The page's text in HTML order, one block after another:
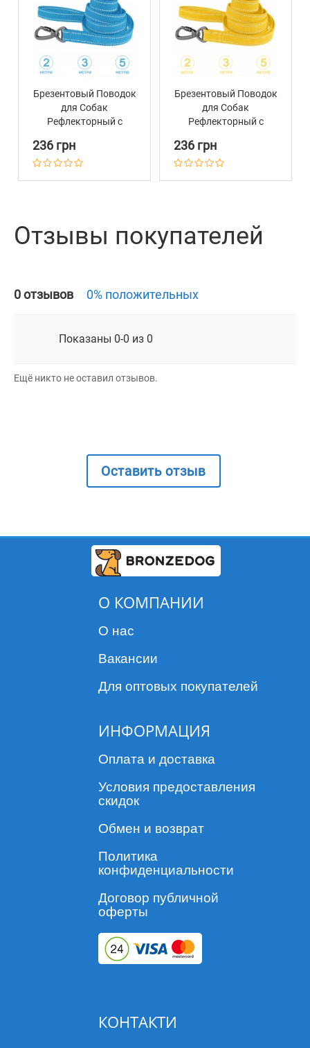
Брезентовый Поводок
для Собак
Рефлекторный с
Карабином на Замке
Barksi Голубой
236 грн
Брезентовый Поводок
для Собак
Рефлекторный с
Карабином на Замке
Barksi Желтый
236 грн
Отзывы покупателей
0 отзывов 0% положительных
Показаны 0-0 из 0
Ещё никто не оставил отзывов.
Оставить отзыв
О КОМПАНИИ
О нас
Вакансии
Для оптовых покупателей
ИНФОРМАЦИЯ
Оплата и доставка
Условия предоставления
скидок
Обмен и возврат
Политика
конфиденциальности
Договор публичной
оферты
КОНТАКТИ